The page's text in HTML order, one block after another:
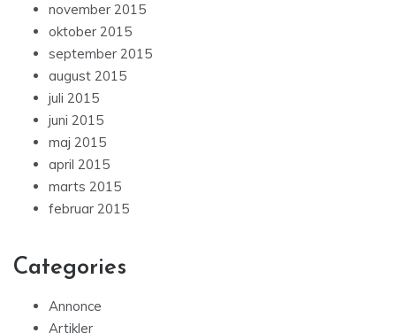
november 2015
oktober 2015
september 2015
august 2015
juli 2015
juni 2015
maj 2015
april 2015
marts 2015
februar 2015
Categories
Annonce
Artikler